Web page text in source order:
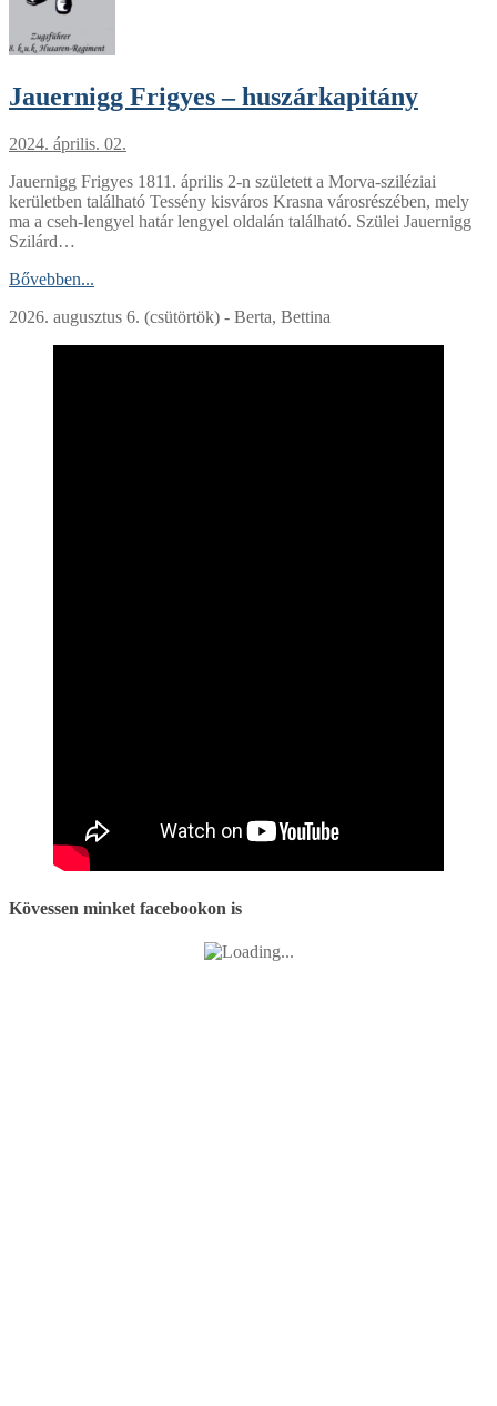
Jauernigg Frigyes – huszárkapitány
2024. április. 02.
Jauernigg Frigyes 1811. április 2-n született a Morva-sziléziai
kerületben található Tessény kisváros Krasna városrészében, mely
ma a cseh-lengyel határ lengyel oldalán található. Szülei Jauernigg
Szilárd…
Bővebben...
2026. augusztus 6. (csütörtök) - Berta, Bettina
Kövessen minket facebookon is